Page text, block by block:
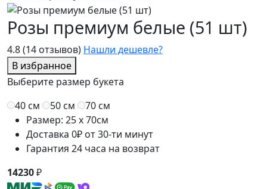
4.8(14 отзывов) Нашли дешевле?
В избранное
Розы премиум белые (51 шт)
Выберите размер букета
40 см
50 см
70 см
Размер: 25 x 70см
Доставка 0₽ от 30-ти минут
Гарантия 24 часа на возврат
14230₽